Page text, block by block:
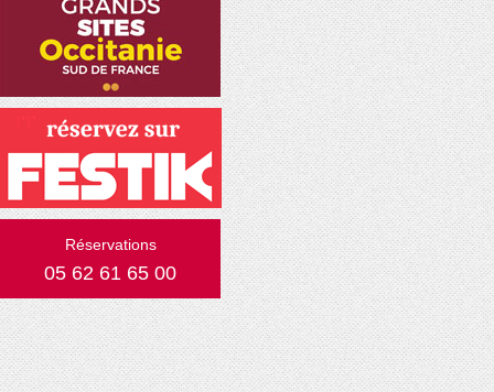
Réservations
05 62 61 65 00